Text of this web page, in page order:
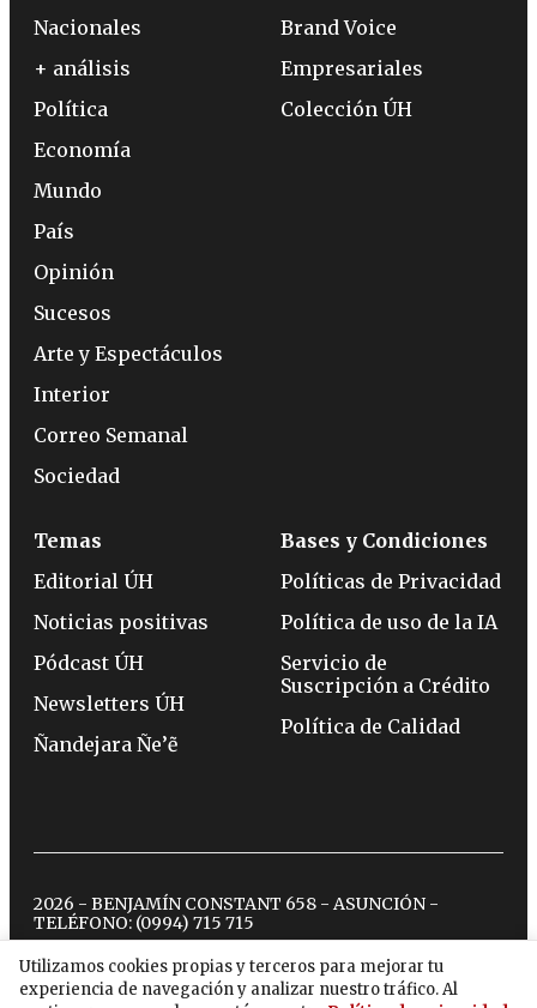
Utilizamos cookies propias y terceros para mejorar tu
experiencia de navegación y analizar nuestro tráfico. Al
Nacionales
+ análisis
Política
Economía
Mundo
País
Opinión
Sucesos
Arte y Espectáculos
Interior
Correo Semanal
Sociedad
Brand Voice
Empresariales
Colección ÚH
Temas
Editorial ÚH
Noticias positivas
Pódcast ÚH
Newsletters ÚH
Ñandejara Ñe’ẽ
Bases y Condiciones
Políticas de Privacidad
Política de uso de la IA
Servicio de
Suscripción a Crédito
Política de Calidad
2026 - BENJAMÍN CONSTANT 658 - ASUNCIÓN -
TELÉFONO: (0994) 715 715
twitterinstagram
facebook
tiktokyoutubespotify